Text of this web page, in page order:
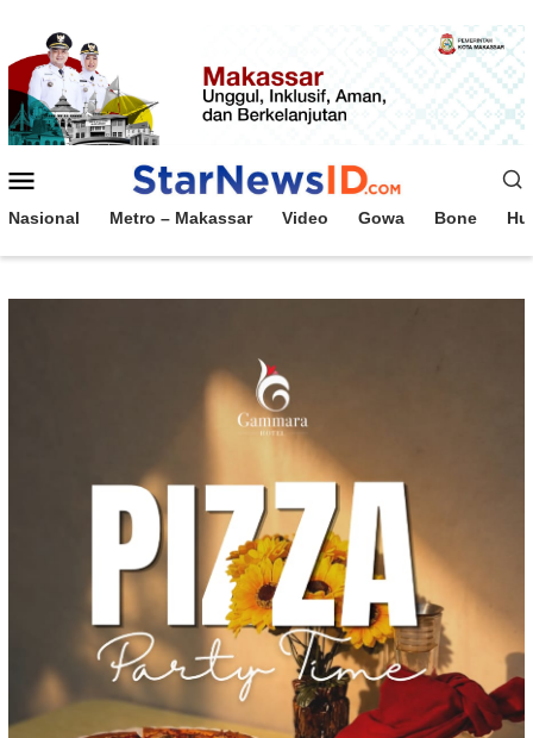
konten
Mobile
Nasional Metro – Makassar Video Gowa Bone